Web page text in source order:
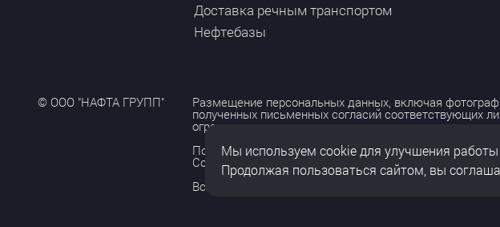
Доставка речным транспортом
Нефтебазы
© ООО "НАФТА ГРУПП" Размещение персональных данных, включая
полученных письменных согласий соответствующих
ограничено и допускается только с разрешения
Политика обработки персональных данных
Согласие на обработку персональных данных
Все права защищены
Мы используем cookie для улучшения работы
Продолжая пользоваться сайтом, вы